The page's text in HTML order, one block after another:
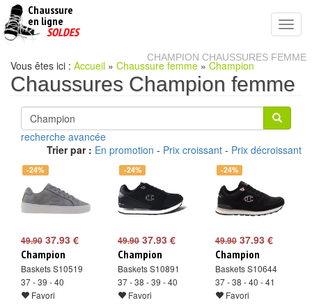
Chaussure
en ligne
pas
SOLDES
CHAMPION CHAUSSURES FEMME
Vous êtes ici : Accueil » Chaussure femme » Champion
Chaussures Champion femme
recherche avancée
Trier par : En promotion - Prix croissant - Prix décroissant
-24%
49.90 37.93 €
Champion
Baskets S10519
37 - 39 - 40
Favori
-24%
49.9037.93 €
Champion
Baskets S10891
37 - 38 - 39 - 40
Favori
-24%
49.9037.93 €
Champion
Baskets S10644
37 - 38 - 40 - 41
Favori